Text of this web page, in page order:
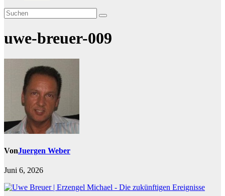
uwe-breuer-009
VonJuergen Weber
Juni 6, 2026